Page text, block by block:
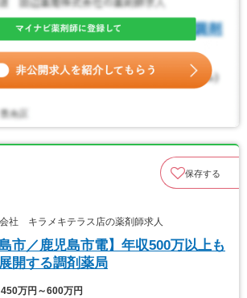
保存する
社 キラメキテラス店の薬剤師求人
市／鹿児島市電】年収500万以上も
開する調剤薬局
450万円～600万円